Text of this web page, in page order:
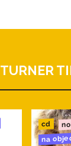
TURNER
cd
na